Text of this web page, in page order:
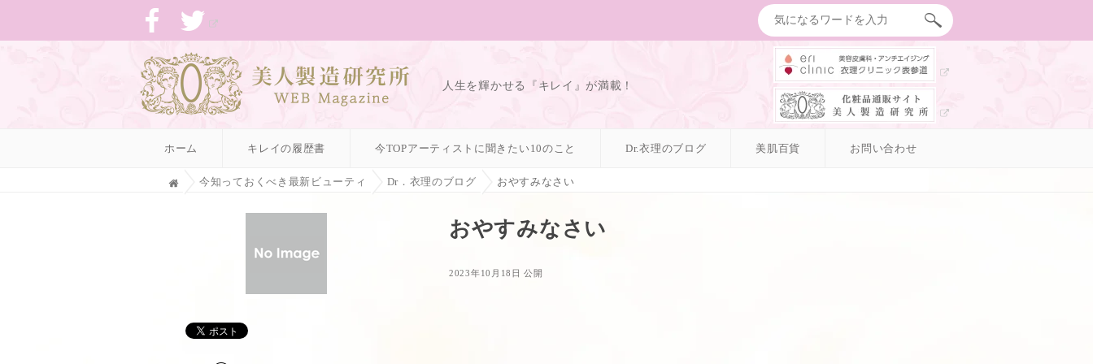
人生を輝かせる『キレイ』が満載！
ホーム キレイの履歴書 今TOPアーティストに聞きたい10のこと Dr.衣理のブログ 美肌百貨 お問い合わせ
H
今知っておくべき最新ビューティ Dr．衣理のブログ おやすみなさい
おやすみなさい
2023年10月18日 公開